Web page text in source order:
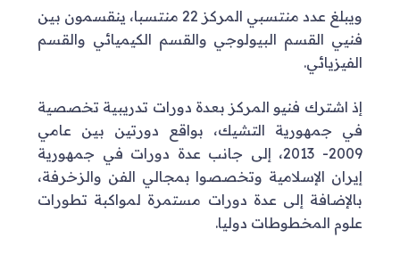
ويبلغ عدد منتسبي المركز 22 منتسبا، ينقسمون بين
فنيي القسم البيولوجي والقسم الكيميائي والقسم
الفيزيائي.
إذ اشترك فنيو المركز بعدة دورات تدريبية تخصصية
في جمهورية التشيك، بواقع دورتين بين عامي
2009- 2013، إلى جانب عدة دورات في جمهورية
إيران الإسلامية وتخصصوا بمجالي الفن والزخرفة،
بالإضافة إلى عدة دورات مستمرة لمواكبة تطورات
علوم المخطوطات دوليا.